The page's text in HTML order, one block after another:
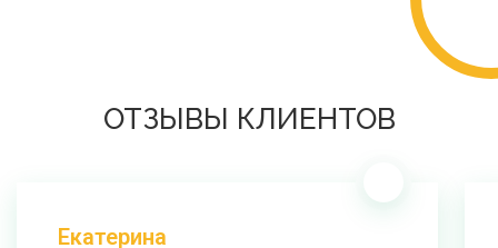
ОТЗЫВЫ КЛИЕНТОВ
Екатерина